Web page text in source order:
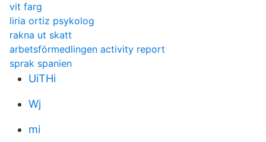
vit farg
liria ortiz psykolog
rakna ut skatt
arbetsförmedlingen activity report
sprak spanien
UiTHi
Wj
mi